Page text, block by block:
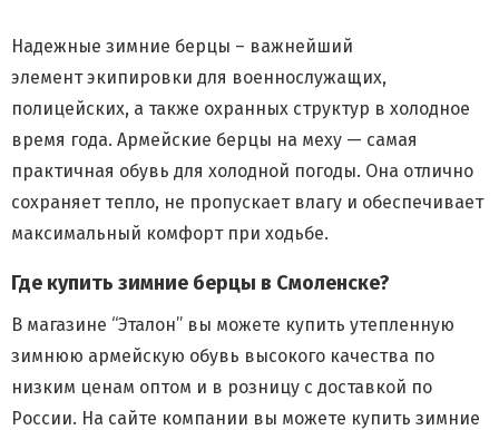
Надежные зимние берцы – важнейший
элемент экипировки для военнослужащих,
полицейских, а также охранных структур в холодное
время года. Армейские берцы на меху — самая
практичная обувь для холодной погоды. Она отлично
сохраняет тепло, не пропускает влагу и обеспечивает
максимальный комфорт при ходьбе.
Где купить зимние берцы в Смоленске?
В магазине “Эталон” вы можете купить утепленную
зимнюю армейскую обувь высокого качества по
низким ценам оптом и в розницу с доставкой по
России. На сайте компании вы можете купить зимние